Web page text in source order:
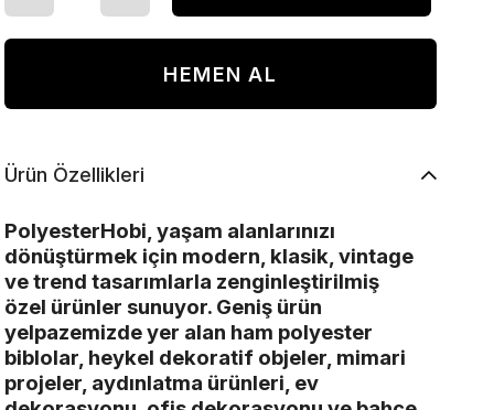
Ürün Özellikleri
PolyesterHobi, yaşam alanlarınızı
dönüştürmek için modern, klasik, vintage
ve trend tasarımlarla zenginleştirilmiş
özel ürünler sunuyor. Geniş ürün
yelpazemizde yer alan ham polyester
biblolar, heykel dekoratif objeler, mimari
projeler, aydınlatma ürünleri, ev